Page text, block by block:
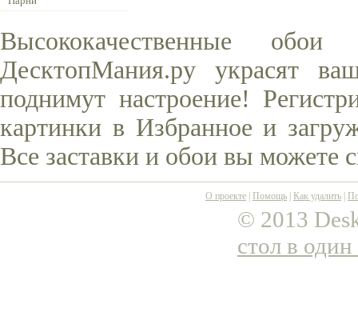
Высококачественные
ДесктопМания.ру украсят
поднимут настроение!
картинки в Избранное и
Все заставки и обои вы можете
О проекте Помощь Как удалить
© 2013
стол в